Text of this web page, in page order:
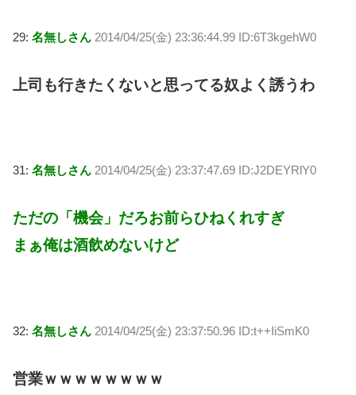
29: 名無しさん 2014/04/25(金) 23:36:44.99 ID:6T3kgehW0
上司も行きたくないと思ってる奴よく誘うわ
31: 名無しさん 2014/04/25(金) 23:37:47.69 ID:J2DEYRlY0
ただの「機会」だろお前らひねくれすぎ
まぁ俺は酒飲めないけど
32: 名無しさん 2014/04/25(金) 23:37:50.96 ID:t++IiSmK0
営業ｗｗｗｗｗｗｗｗ